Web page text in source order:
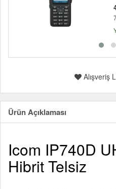
Alışveriş
Ürün Açıklaması
Icom IP740D
Hibrit Telsiz